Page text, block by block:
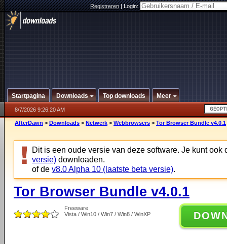
Registreren|Login:
Startpagina Downloads Top downloads Meer
8/7/2026 9:26:20 AM
AfterDawn > Downloads > Netwerk > Webbrowsers > Tor Browser Bundle v4.0.1
Dit is een oude versie van deze software. Je kunt ook
versie) downloaden.
of de v8.0 Alpha 10 (laatste beta versie).
Tor Browser Bundle v4.0.1
Freeware
Vista / Win10 / Win7 / Win8 / WinXP